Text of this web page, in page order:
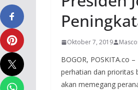
Oktober 7, 2019
BOGOR, POSKITA.co
perhatian dan prioritas
akan memegang